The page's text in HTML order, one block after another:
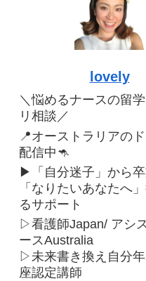
lovely
＼悩めるナースの留
リ相談／
📍オーストラリアの
配信中🦘
▶「自分迷子」から卒
「なりたいあなたへ
るサポート
▷看護師Japan/ アシ
ースAustralia
▷未来書き換え自分
座認定講師